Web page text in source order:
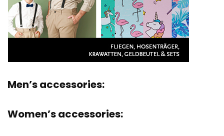
Men’s accessories:
Women’s accessories: